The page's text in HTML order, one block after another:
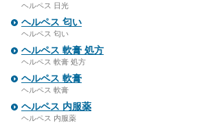
ヘルペス 日光
ヘルペス 匂い
ヘルペス 匂い
ヘルペス 軟膏 処方
ヘルペス 軟膏 処方
ヘルペス 軟膏
ヘルペス 軟膏
ヘルペス 内服薬
ヘルペス 内服薬